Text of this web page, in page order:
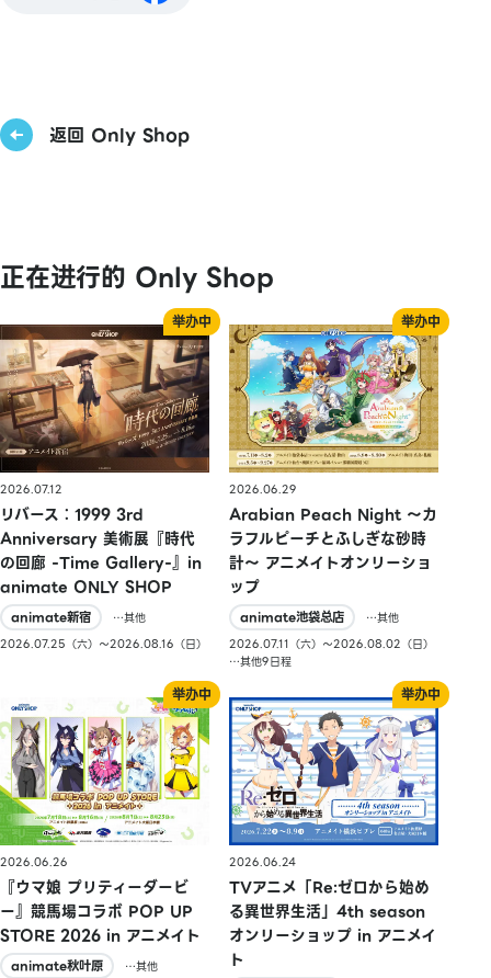
返回 Only Shop
正在进行的 Only Shop
2026.07.12
リバース：1999 3rd
Anniversary 美術展『時代
の回廊 -Time Gallery-』in
animate ONLY SHOP
animate新宿
…其他
2026.07.25（六）〜2026.08.16（日）
2026.06.29
Arabian Peach Night 〜カ
ラフルピーチとふしぎな砂時
計〜 アニメイトオンリーショ
ップ
animate池袋总店
…其他
2026.07.11（六）〜2026.08.02（日）
…其他9日程
2026.06.26
『ウマ娘 プリティーダービ
ー』競馬場コラボ POP UP
STORE 2026 in アニメイト
animate秋叶原
…其他
2026.06.24
TVアニメ「Re:ゼロから始め
る異世界生活」4th season
オンリーショップ in アニメイ
ト